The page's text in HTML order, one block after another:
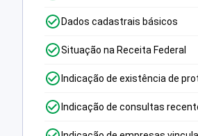
Dados cadastrais básicos
Situação na Receita Federal
Indicação de existência de
Indicação de consultas